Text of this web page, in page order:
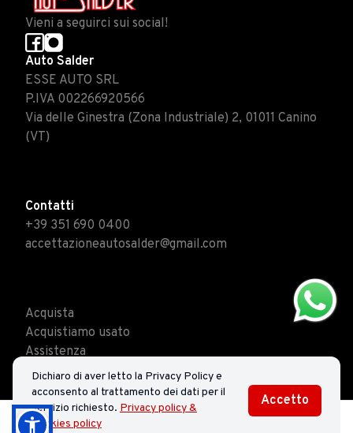
Chiama
Vieni a seguirci sui social!
Auto Salder
ESSE AUTO SRL
P.IVA 002266920566
Via delle Ginestra (Zona Industriale) 2, 01011 Canino
(VT)
Contatti
+39 351 690 0400
accettazioneautosalder@gmail.com
Acquista
Acquistiamo usato
Assistenza
Contatti
Dichiaro di aver letto la Privacy Policy e
acconsento al trattamento dei dati per il
servizio richiesto. Privacy policy &
Cookies policy
Accetto